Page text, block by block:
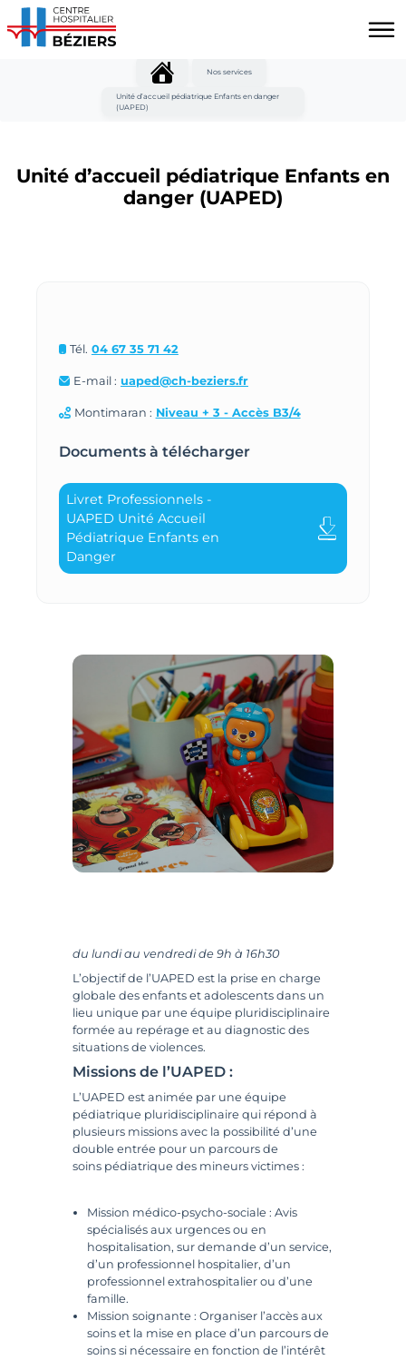
Aller au contenu principal
Nos services
Unité d’accueil pédiatrique Enfants en danger
(UAPED)
Unité d’accueil pédiatrique Enfants en
danger (UAPED)
Tél. 04 67 35 71 42
E-mail : uaped@ch-beziers.fr
Montimaran : Niveau + 3 - Accès B3/4
Documents à télécharger
Livret Professionnels -
UAPED Unité Accueil
Pédiatrique Enfants en
Danger
du lundi au vendredi de 9h à 16h30
L’objectif de l’UAPED est la prise en charge
globale des enfants et adolescents dans un
lieu unique par une équipe pluridisciplinaire
formée au repérage et au diagnostic des
situations de violences.
Missions de l’UAPED :
L’UAPED est animée par une équipe
pédiatrique pluridisciplinaire qui répond à
plusieurs missions avec la possibilité d’une
double entrée pour un parcours de
soins pédiatrique des mineurs victimes :
Mission médico-psycho-sociale : Avis
spécialisés aux urgences ou en
hospitalisation, sur demande d’un service,
d’un professionnel hospitalier, d’un
professionnel extrahospitalier ou d’une
famille.
Mission soignante : Organiser l’accès aux
soins et la mise en place d’un parcours de
soins si nécessaire en fonction de l’intérêt
Panneau de gestion des cookies